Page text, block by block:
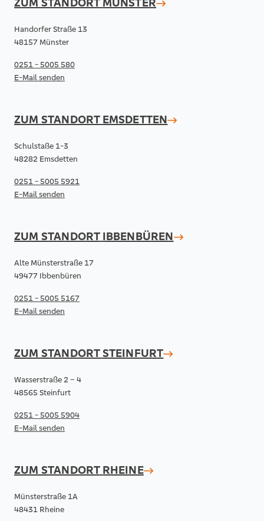
Handorfer Straße 13
48157 Münster
0251 - 5005 580
E-Mail senden
ZUM STANDORT EMSDETTEN
Schulstaße 1-3
48282 Emsdetten
0251 - 5005 5921
E-Mail senden
ZUM STANDORT IBBENBÜREN
Alte Münsterstraße 17
49477 Ibbenbüren
0251 - 5005 5167
E-Mail senden
ZUM STANDORTSTEINFURT
Wasserstraße 2 – 4
48565 Steinfurt
0251 - 5005 5904
E-Mail senden
ZUM STANDORT RHEINE
Münsterstraße 1A
48431 Rheine